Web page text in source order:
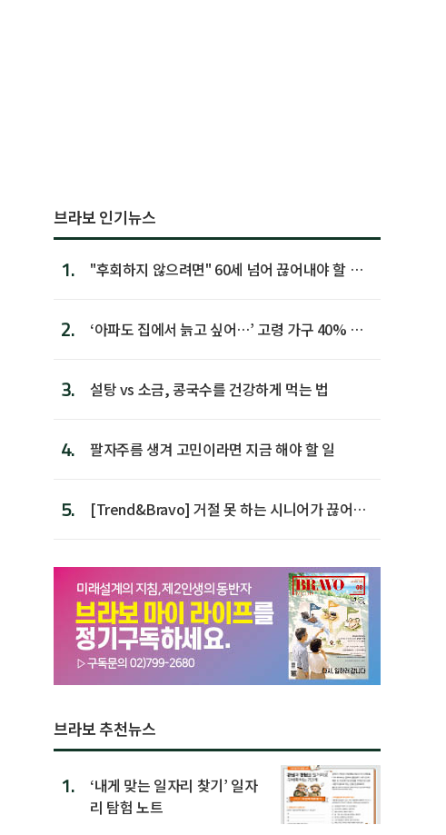
브라보 인기뉴스
1.
"후회하지 않으려면" 60세 넘어 끊어내야 할 사
2.
‘아파도 집에서 늙고 싶어…’ 고령 가구 40% 노
3. 설탕 vs 소금, 콩국수를 건강하게 먹는 법
4. 팔자주름 생겨 고민이라면 지금 해야 할 일
5.
[Trend&Bravo] 거절 못 하는 시니어가 끊어야
브라보 추천뉴스
1.
‘내게 맞는 일자리 찾기’ 일자
리 탐험 노트